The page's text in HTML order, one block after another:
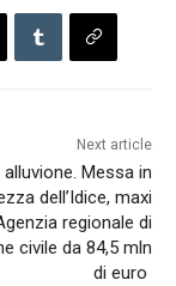
Next article
Messa in
dell’Idice, maxi
regionale di
civile da 84,5 mln
di euro